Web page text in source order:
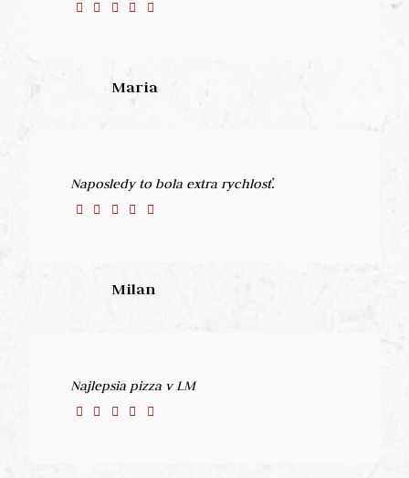
Maria
Naposledy to bola extra rychlosť.
Milan
Najlepsia pizza v LM